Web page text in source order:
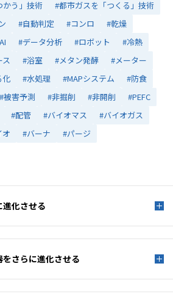
かう」技術
#都市ガスを「つくる」技術
#自動判定 #コンロ
#乾燥
#データ分析 #ロボット
#冷熱
ス #浴室 #メタン発酵
#メーター
化 #水処理 #MAPシステム
#防食
#被害予測 #非掘削 #非開削
#PEFC
#配管 #バイオマス
#バイオガス
オ
#バーナ #パージ
進化させる
をさらに進化させる